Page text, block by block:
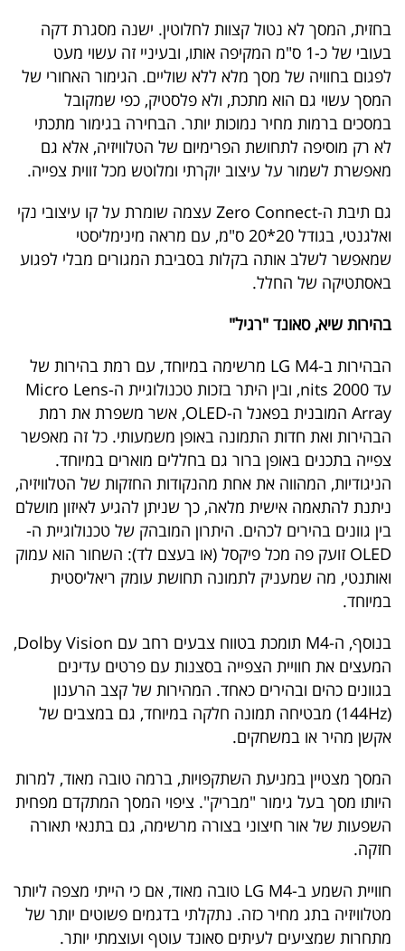
מייל
אדום
פרסמו
באייס
עקבו
אחרינו:
בחזית, המסך לא נטול קצוות לחלוטין. ישנה מסגרת דקה
בעובי של כ-1 ס"מ המקיפה אותו, ובעיניי זה עשוי מעט
לפגום בחוויה של מסך מלא ללא שוליים. הגימור האחורי של
המסך עשוי גם הוא מתכת, ולא פלסטיק, כפי שמקובל
במסכים ברמות מחיר נמוכות יותר. הבחירה בגימור מתכתי
לא רק מוסיפה לתחושת הפרימיום של הטלוויזיה, אלא גם
מאפשרת לשמור על עיצוב יוקרתי ומלוטש מכל זווית צפייה.
גם תיבת ה-Zero Connect עצמה שומרת על קו עיצובי נקי
ואלגנטי, בגודל 20*20 ס"מ, עם מראה מינימליסטי
שמאפשר לשלב אותה בקלות בסביבת המגורים מבלי לפגוע
באסתטיקה של החלל.
בהירות שיא, סאונד "רגיל"
הבהירות ב-LG M4 מרשימה במיוחד, עם רמת בהירות של
עד 2000 nits, ובין היתר בזכות טכנולוגיית ה-Micro Lens
Array המובנית בפאנל ה-OLED, אשר משפרת את רמת
הבהירות ואת חדות התמונה באופן משמעותי. כל זה מאפשר
צפייה בתכנים באופן ברור גם בחללים מוארים במיוחד.
הניגודיות, המהווה את אחת מהנקודות החזקות של הטלוויזיה,
ניתנת להתאמה אישית מלאה, כך שניתן להגיע לאיזון מושלם
בין גוונים בהירים לכהים. היתרון המובהק של טכנולוגיית ה-
OLED זועק פה מכל פיקסל (או בעצם לד): השחור הוא עמוק
ואותנטי, מה שמעניק לתמונה תחושת עומק ריאליסטית
במיוחד.
בנוסף, ה-M4 תומכת בטווח צבעים רחב עם Dolby Vision,
המעצים את חוויית הצפייה בסצנות עם פרטים עדינים
בגוונים כהים ובהירים כאחד. המהירות של קצב הרענון
(144Hz) מבטיחה תמונה חלקה במיוחד, גם במצבים של
אקשן מהיר או במשחקים.
המסך מצטיין במניעת השתקפויות, ברמה טובה מאוד, למרות
היותו מסך בעל גימור "מבריק". ציפוי המסך המתקדם מפחית
השפעות של אור חיצוני בצורה מרשימה, גם בתנאי תאורה
חזקה.
חוויית השמע ב-LG M4 טובה מאוד, אם כי הייתי מצפה ליותר
מטלוויזיה בתג מחיר כזה. נתקלתי בדגמים פשוטים יותר של
מתחרות שמציעים לעיתים סאונד עוטף ועוצמתי יותר.